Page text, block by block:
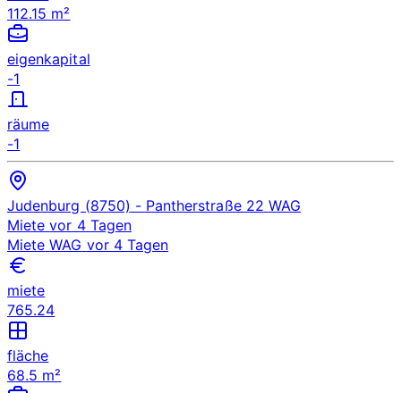
112.15 m²
eigenkapital
-1
räume
-1
Judenburg (8750) - Pantherstraße 22 WAG
Miete vor 4 Tagen
Miete WAG vor 4 Tagen
miete
765.24
fläche
68.5 m²